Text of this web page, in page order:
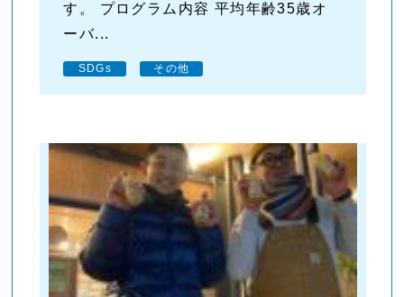
す。 プログラム内容 平均年齢35歳オ
ーバ...
SDGs その他